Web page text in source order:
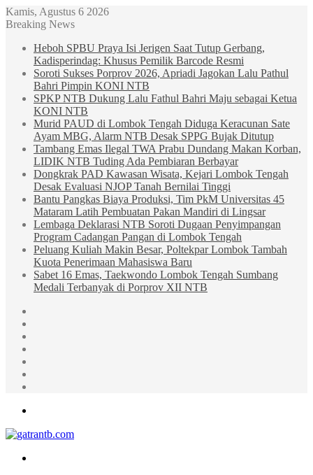
Kamis, Agustus 6 2026
Breaking News
Heboh SPBU Praya Isi Jerigen Saat Tutup Gerbang,
Kadisperindag: Khusus Pemilik Barcode Resmi
Soroti Sukses Porprov 2026, Apriadi Jagokan Lalu Pathul
Bahri Pimpin KONI NTB
SPKP NTB Dukung Lalu Fathul Bahri Maju sebagai Ketua
KONI NTB
Murid PAUD di Lombok Tengah Diduga Keracunan Sate
Ayam MBG, Alarm NTB Desak SPPG Bujak Ditutup
Tambang Emas Ilegal TWA Prabu Dundang Makan Korban,
LIDIK NTB Tuding Ada Pembiaran Berbayar
Dongkrak PAD Kawasan Wisata, Kejari Lombok Tengah
Desak Evaluasi NJOP Tanah Bernilai Tinggi
Bantu Pangkas Biaya Produksi, Tim PkM Universitas 45
Mataram Latih Pembuatan Pakan Mandiri di Lingsar
Lembaga Deklarasi NTB Soroti Dugaan Penyimpangan
Program Cadangan Pangan di Lombok Tengah
Peluang Kuliah Makin Besar, Poltekpar Lombok Tambah
Kuota Penerimaan Mahasiswa Baru
Sabet 16 Emas, Taekwondo Lombok Tengah Sumbang
Medali Terbanyak di Porprov XII NTB